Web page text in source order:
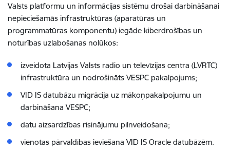
Valsts platformu un informācijas sistēmu drošai darbināšanai
nepieciešamās infrastruktūras (aparatūras un
programmatūras komponentu) iegāde kiberdrošības un
noturības uzlabošanas nolūkos:
izveidota Latvijas Valsts radio un televīzijas centra (LVRTC)
infrastruktūra un nodrošināts VESPC pakalpojums;
VID IS datubāzu migrācija uz mākoņpakalpojumu un
darbināšana VESPC;
datu aizsardzības risinājumu pilnveidošana;
vienotas pārvaldības ieviešana VID IS Oracle datubāzēm.